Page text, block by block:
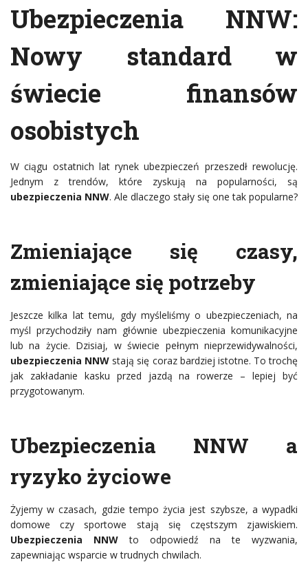
Ubezpieczenia NNW:
Nowy standard w
świecie finansów
osobistych
W ciągu ostatnich lat rynek ubezpieczeń przeszedł rewolucję.
Jednym z trendów, które zyskują na popularności, są
ubezpieczenia NNW. Ale dlaczego stały się one tak popularne?
Zmieniające się czasy,
zmieniające się potrzeby
Jeszcze kilka lat temu, gdy myśleliśmy o ubezpieczeniach, na
myśl przychodziły nam głównie ubezpieczenia komunikacyjne
lub na życie. Dzisiaj, w świecie pełnym nieprzewidywalności,
ubezpieczenia NNW stają się coraz bardziej istotne. To trochę
jak zakładanie kasku przed jazdą na rowerze – lepiej być
przygotowanym.
Ubezpieczenia NNW a
ryzyko życiowe
Żyjemy w czasach, gdzie tempo życia jest szybsze, a wypadki
domowe czy sportowe stają się częstszym zjawiskiem.
Ubezpieczenia NNW to odpowiedź na te wyzwania,
zapewniając wsparcie w trudnych chwilach.